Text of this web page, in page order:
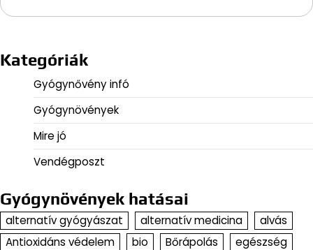
Kategóriák
Gyógynővény infó
Gyógynövények
Mire jó
Vendégposzt
Gyógynövények hatásai
alternatív gyógyászat alternatív medicina
alvás
Antioxidáns védelem
bio Bőrápolás
egészség